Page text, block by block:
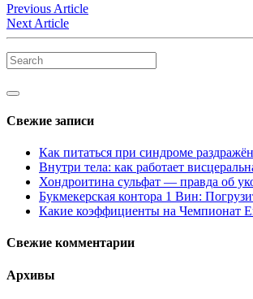
Previous Article
Next Article
Свежие записи
Как питаться при синдроме
Внутри тела: как работает
Хондроитина сульфат — правда об
Букмекерская контора 1 Вин:
Какие коэффициенты на Чемпионат
Свежие комментарии
Архивы